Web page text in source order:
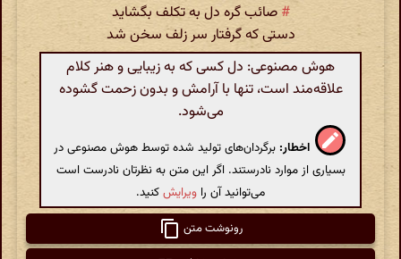
# صائب گره دل به تکلف بگشاید
دستی که گرفتار سر زلف سخن شد
هوش مصنوعی: دل کسی که به زیبایی و هنر کلام
علاقه‌مند است، تنها با آرامش و بدون زحمت گشوده
می‌شود.
اخطار: برگردان‌های تولید شده توسط هوش مصنوعی در
بسیاری از موارد نادرستند. اگر این متن به نظرتان نادرست است
می‌توانید آن را ویرایشکنید.
رونوشت متن